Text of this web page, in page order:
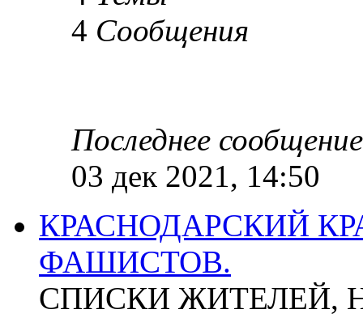
4 Сообщения
Последнее сообщение
03 дек 2021, 14:50
КРАСНОДАРСКИЙ
ФАШИСТОВ.
СПИСКИ ЖИТЕЛЕЙ,